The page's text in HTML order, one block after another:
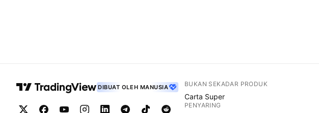
DIBUAT OLEH MANUSIA BUKAN SEKADAR PRODUK
Carta Super
PENYARING